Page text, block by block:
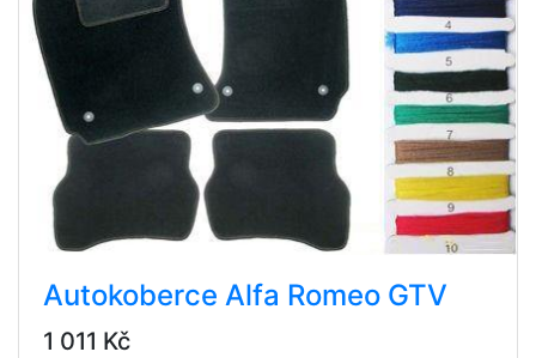
Autokoberce Alfa Romeo GTV
1 011 Kč